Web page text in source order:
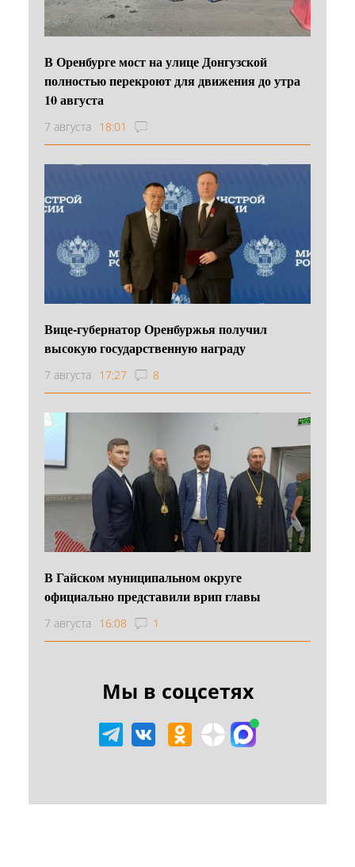
В Оренбурге мост на улице Донгузской
полностью перекроют для движения до утра
10 августа
7 августа 18:01
Вице-губернатор Оренбуржья получил
высокую государственную награду
7 августа 17:27 8
В Гайском муниципальном округе
официально представили врип главы
7 августа 16:08 1
Мы в соцсетях